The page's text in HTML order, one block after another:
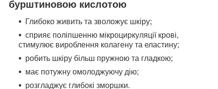
бурштиновою кислотою
Глибоко живить та зволожує шкіру;
сприяє поліпшенню мікроциркуляції крові,
стимулює вироблення колагену та еластину;
робить шкіру більш пружною та гладкою;
має потужну омолоджуючу дію;
розгладжує глибокі зморшки.